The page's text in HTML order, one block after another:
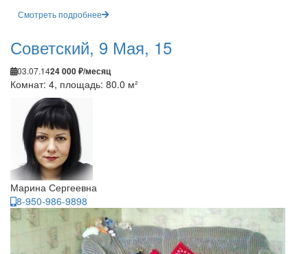
Смотреть подробнее
Советский, 9 Мая, 15
03.07.1424 000 ₽/месяц
Комнат: 4, площадь: 80.0 м²
Марина Сергеевна
8-950-986-9898